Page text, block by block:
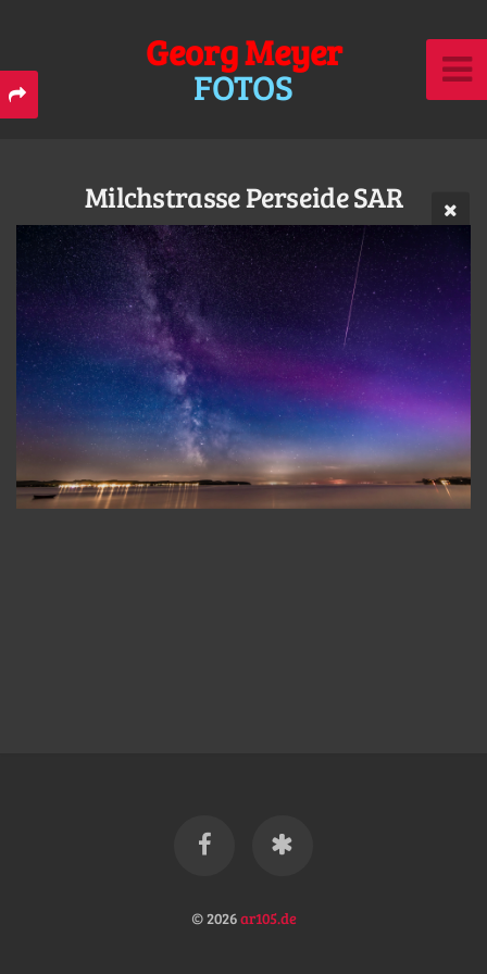
Georg Meyer
FOTOS
Milchstrasse Perseide SAR
© 2026ar105.de